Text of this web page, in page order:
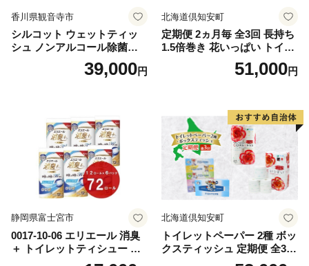
香川県観音寺市
シルコット ウェットティッ
シュ ノンアルコール除菌詰
替（43枚×3P）×24袋 日用品
おもちゃ 拭き取り 手拭き 外
39,000円
北海道倶知安町
定期便 2ヵ月毎 全3回 長持ち
1.5倍巻き 花いっぱい トイレ
ットペーパー ダブル 45ｍ 計
72ロール 全18種 花柄 プリン
ー 消耗品 備蓄 送料無料 北海
道 倶知安町 日用品
51,000円
静岡県富士宮市
0017-10-06 エリエール 消臭
＋ トイレットティシュー し
っかり香るフレッシュクリア
北海道倶知安町
トイレットペーパー 2種 ボッ
クスティッシュ 定期便 全3
回 日本製 まとめ買い 防災